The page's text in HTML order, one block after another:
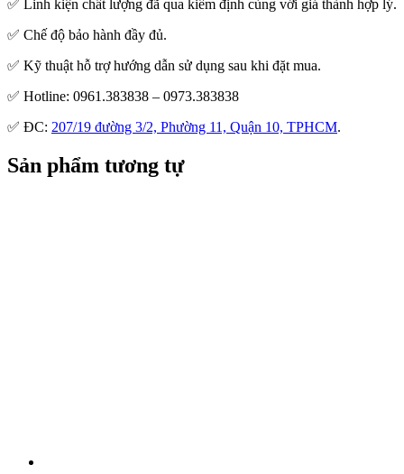
✅ Linh kiện chất lượng đã qua kiểm định cùng với giá thành hợp lý.
✅ Chế độ bảo hành đầy đủ.
✅ Kỹ thuật hỗ trợ hướng dẫn sử dụng sau khi đặt mua.
✅ Hotline: 0961.383838 – 0973.383838
✅ ĐC: 207/19 đường 3/2, Phường 11, Quận 10, TPHCM.
Sản phẩm tương tự